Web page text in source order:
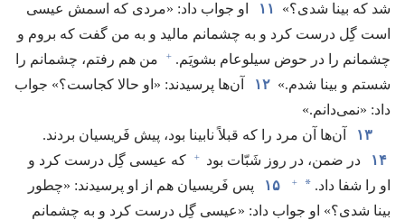
شد که بینا شدی؟‏»
۱۱
او جواب داد:‏ «مردی که اسمش عیسی
است گِل درست کرد و به چشمانم مالید و به من گفت که بروم و
چشمانم را در حوض سیلوعام بشویَم.‏ +
من هم رفتم،‏ چشمانم را
شستم و بینا شدم.‏» ۱۲
آن‌ها پرسیدند:‏ «او حالا کجاست؟‏» جواب
داد:‏ «نمی‌دانم.‏»‏
۱۳
آن‌ها آن مرد را که قبلاً نابینا بود،‏ پیش فَریسیان بردند.‏
۱۴
در ضمن،‏ در روز شَبّات بود +
که عیسی گِل درست کرد و
او را شفا داد.‏ *
+ ۱۵
پس فَریسیان هم از او پرسیدند:‏ «چطور
بینا شدی؟‏» او جواب داد:‏ «عیسی گِل درست کرد و به چشمانم